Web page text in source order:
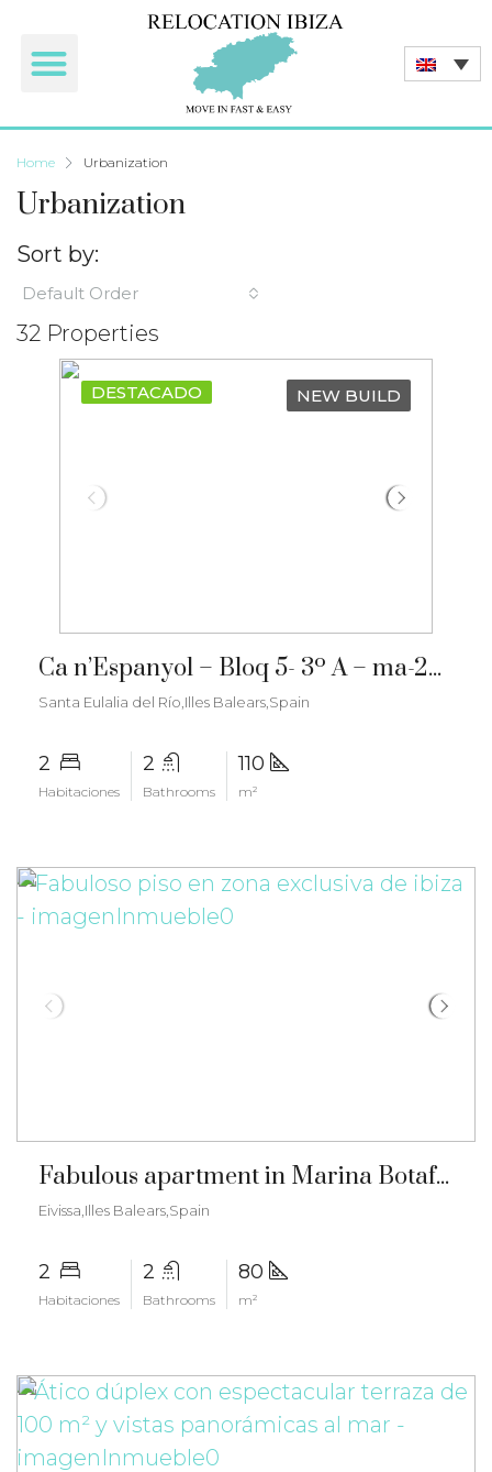
Home Urbanization
Urbanization
32 Properties
Sort by:
Default Order
DESTACADO NEW BUILD
Ca n’Espanyol – Bloq 5- 3º A – ma-2276
Santa Eulalia del Río,Illes Balears,Spain
2
Habitaciones
2
Bathrooms
110
m²
Fabulous apartment in Marina Botafoch – gz-2051
Eivissa,Illes Balears,Spain
2
Habitaciones
2
Bathrooms
80
m²